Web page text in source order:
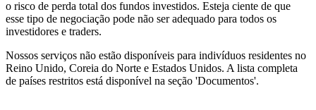
o risco de perda total dos fundos investidos. Esteja ciente de que
esse tipo de negociação pode não ser adequado para todos os
investidores e traders.
Nossos serviços não estão disponíveis para indivíduos residentes no
Reino Unido, Coreia do Norte e Estados Unidos. A lista completa
de países restritos está disponível na seção 'Documentos'.